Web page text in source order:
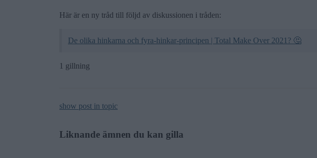
Här är en ny tråd till följd av diskussionen i tråden:
De olika hinkarna och fyra-hinkar-principen | Total Make Over 2021? 🤔
1 gillning
show post in topic
Liknande ämnen du kan gilla